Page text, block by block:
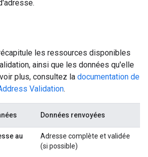
les ressources disponibles
ainsi que les données qu'elle
plus, consultez la documentation de
Validation.
Données renvoyées
au
Adresse complète et validée
(si possible)